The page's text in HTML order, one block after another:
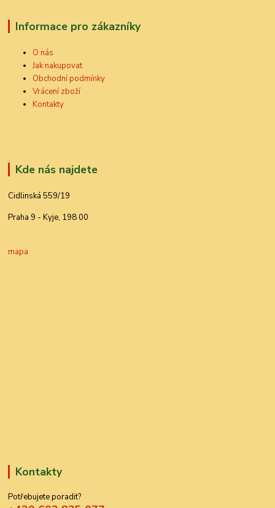
Informace pro zákazníky
O nás
Jak nakupovat
Obchodní podmínky
Vrácení zboží
Kontakty
Kde nás najdete
Cidlinská 559/19
Praha 9 - Kyje, 198 00
mapa
Kontakty
Potřebujete poradit?